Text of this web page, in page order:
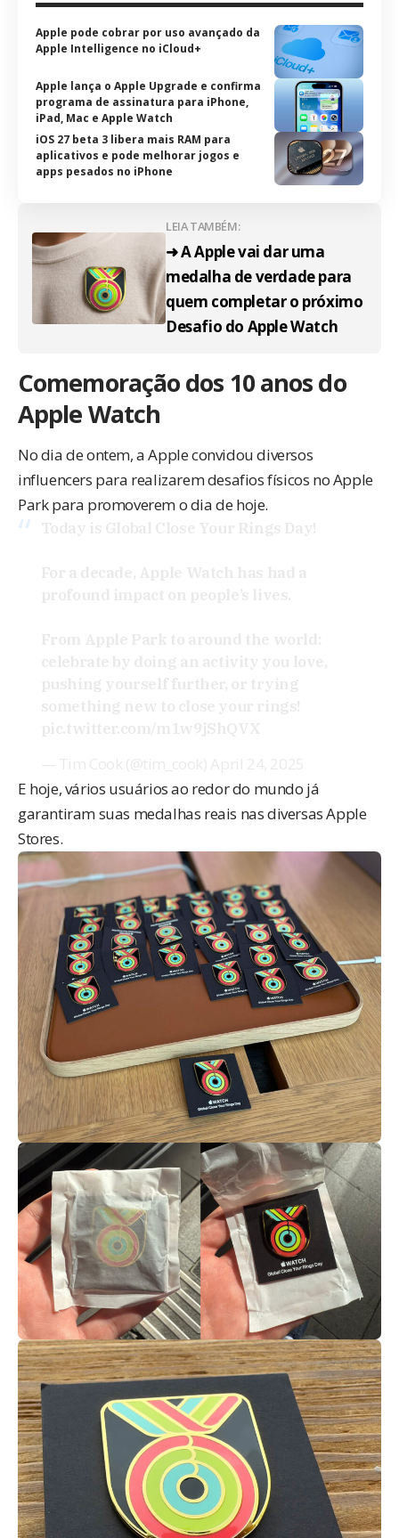
Apple pode cobrar por uso avançado da
Apple Intelligence no iCloud+
Apple lança o Apple Upgrade e confirma
programa de assinatura para iPhone,
iPad, Mac e Apple Watch
iOS 27 beta 3 libera mais RAM para
aplicativos e pode melhorar jogos e
apps pesados no iPhone
LEIA TAMBÉM:
➜ A Apple vai dar uma
medalha de verdade para
quem completar o próximo
Desafio do Apple Watch
Comemoração dos 10 anos do
Apple Watch
No dia de ontem, a Apple convidou diversos
influencers para realizarem desafios físicos no Apple
Park para promoverem o dia de hoje.
E hoje, vários usuários ao redor do mundo já
garantiram suas medalhas reais nas diversas Apple
Stores.